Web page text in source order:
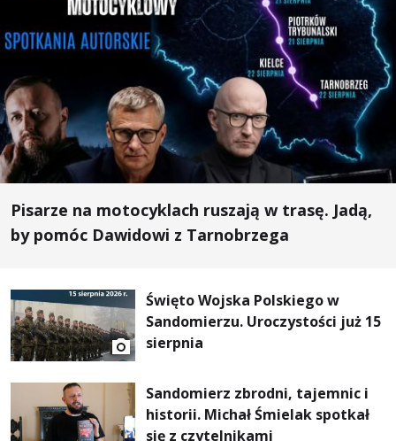
Pisarze na motocyklach ruszają w trasę. Jadą,
by pomóc Dawidowi z Tarnobrzega
Święto Wojska Polskiego w
Sandomierzu. Uroczystości już 15
sierpnia
Sandomierz zbrodni, tajemnic i
historii. Michał Śmielak spotkał
się z czytelnikami